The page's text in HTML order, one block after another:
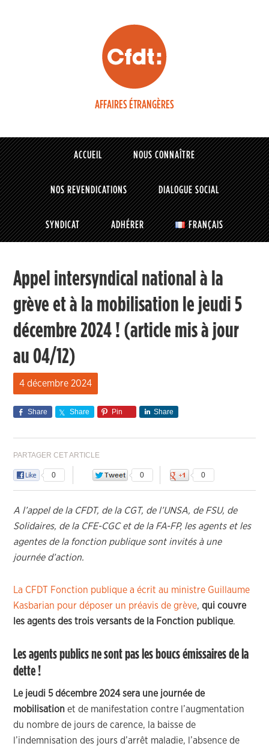
AFFAIRES ÉTRANGÈRES
ACCUEIL NOUS CONNAÎTRE
NOS REVENDICATIONS DIALOGUE SOCIAL
SYNDICAT ADHÉRER FRANÇAIS
Appel intersyndical national à la
grève et à la mobilisation le jeudi 5
décembre 2024 ! (article mis à jour
au 04/12)
4 décembre 2024
Share Share Pin Share
PARTAGER CET ARTICLE
0 0 0
A l’appel de la CFDT, de la CGT, de l’UNSA, de FSU, de
Solidaires, de la CFE-CGC et de la FA-FP, les agents et les
agentes de la fonction publique sont invités à une
journée d’action.
La CFDT Fonction publique a écrit au ministre Guillaume
Kasbarian pour déposer un préavis de grève,qui couvre
les agents des trois versants de la Fonction publique.
Les agents publics ne sont pas les boucs émissaires de la
dette !
Le jeudi 5 décembre 2024 sera une journée de
mobilisation et de manifestation contre l’augmentation
du nombre de jours de carence, la baisse de
l’indemnisation des jours d’arrêt maladie, l’absence de